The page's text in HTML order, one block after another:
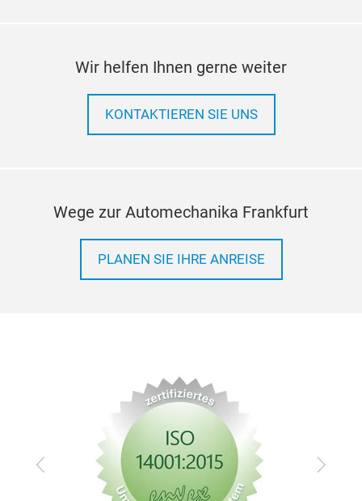
Wir helfen Ihnen gerne weiter
KONTAKTIEREN SIE UNS
Wege zur Automechanika Frankfurt
PLANEN SIE IHRE ANREISE
Zurück Vor